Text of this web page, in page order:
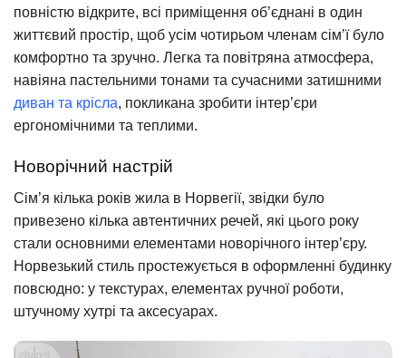
повністю відкрите, всі приміщення об’єднані в один
життєвий простір, щоб усім чотирьом членам сім’ї було
комфортно та зручно. Легка та повітряна атмосфера,
навіяна пастельними тонами та сучасними затишними
диван та крісла, покликана зробити інтер’єри
ергономічними та теплими.
Новорічний настрій
Сім’я кілька років жила в Норвегії, звідки було
привезено кілька автентичних речей, які цього року
стали основними елементами новорічного інтер’єру.
Норвезький стиль простежується в оформленні будинку
повсюдно: у текстурах, елементах ручної роботи,
штучному хутрі та аксесуарах.